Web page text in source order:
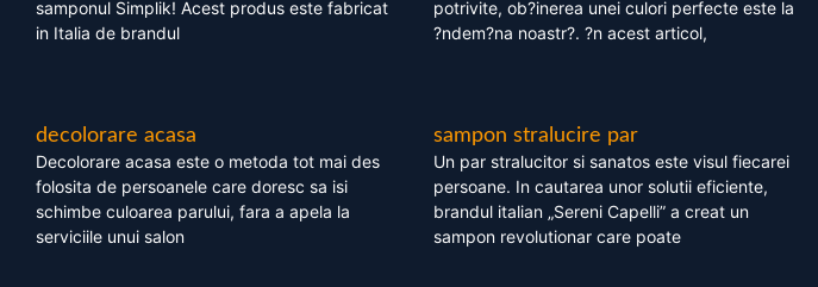
samponul Simplik! Acest produs este fabricat
in Italia de brandul
potrivite, ob?inerea unei culori perfecte este la
?ndem?na noastr?. ?n acest articol,
decolorare acasa
Decolorare acasa este o metoda tot mai des
folosita de persoanele care doresc sa isi
schimbe culoarea parului, fara a apela la
serviciile unui salon
sampon stralucire par
Un par stralucitor si sanatos este visul fiecarei
persoane. In cautarea unor solutii eficiente,
brandul italian „Sereni Capelli” a creat un
sampon revolutionar care poate